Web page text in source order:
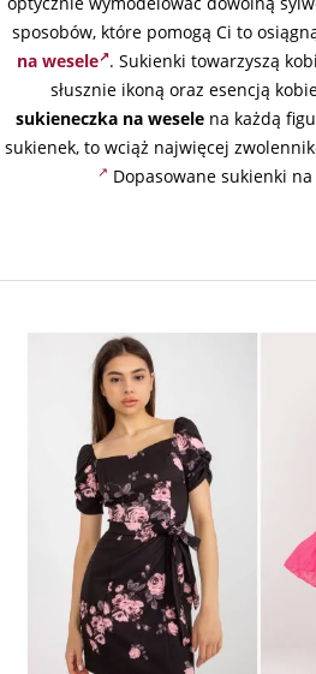
sposobów, które pomogą Ci to
na wesele . Sukienki towarzyszą
słusznie ikoną oraz esencją
sukieneczka na weselena każdą
sukienek, to wciąż najwięcej
Dopasowane sukienki